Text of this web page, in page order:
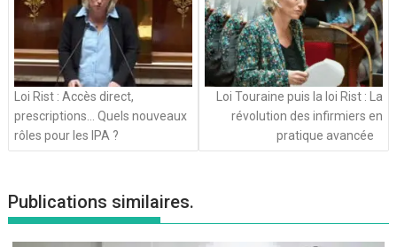
Loi Rist : Accès direct,
prescriptions… Quels nouveaux
rôles pour les IPA ?
Loi Touraine puis la loi Rist : La
révolution des infirmiers en
pratique avancée
Publications similaires.